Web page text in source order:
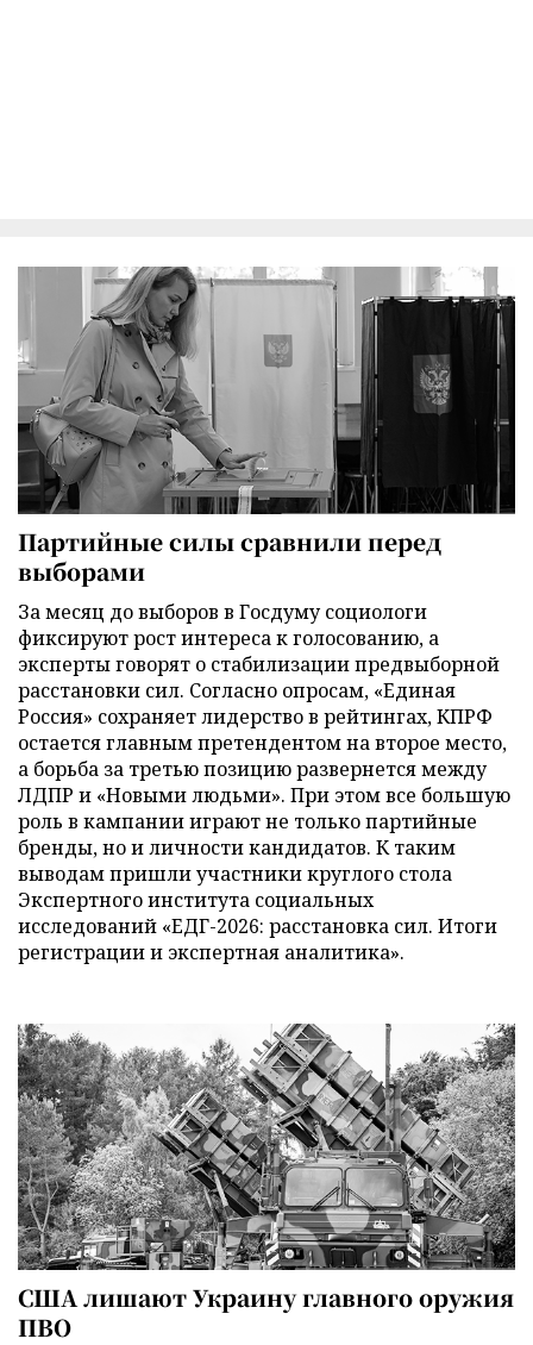
Партийные силы сравнили перед
выборами
За месяц до выборов в Госдуму социологи
фиксируют рост интереса к голосованию, а
эксперты говорят о стабилизации предвыборной
расстановки сил. Согласно опросам, «Единая
Россия» сохраняет лидерство в рейтингах, КПРФ
остается главным претендентом на второе место,
а борьба за третью позицию развернется между
ЛДПР и «Новыми людьми». При этом все большую
роль в кампании играют не только партийные
бренды, но и личности кандидатов. К таким
выводам пришли участники круглого стола
Экспертного института социальных
исследований «ЕДГ-2026: расстановка сил. Итоги
регистрации и экспертная аналитика».
США лишают Украину главного оружия
ПВО